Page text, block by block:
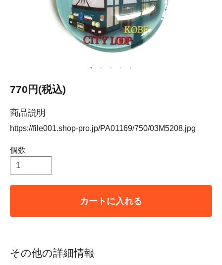
770円(税込)
商品説明
https://file001.shop-pro.jp/PA01169/750/03M5208.jpg
個数
カートに入れる
その他の詳細情報